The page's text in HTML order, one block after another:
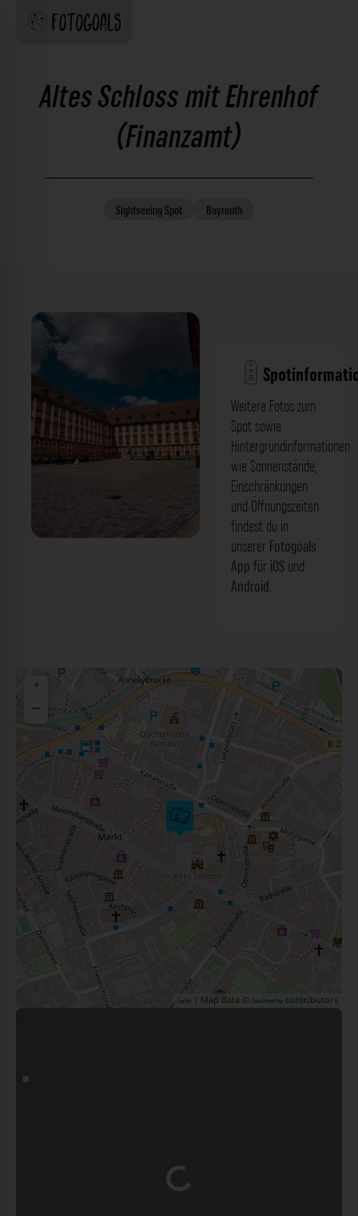
Altes Schloss mit Ehrenhof
(Finanzamt)
SightseeingSpot Bayreuth
Weitere Fotos zum
Spot sowie
Hintergrundinformationen
wie Sonnenstände,
Einschränkungen
und Öffnungszeiten
findest du in
unserer Fotogoals
App für iOS und
Android.
+
−
Leaflet | Map data © OpenStreetMap contributors